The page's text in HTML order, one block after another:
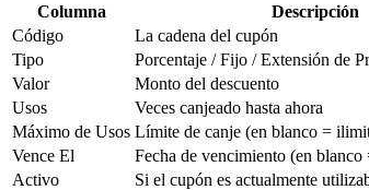
Columna
Descripción
Código
La cadena del cupón
Tipo
Porcentaje / Fijo / Extensión de
Valor
Monto del descuento
Usos
Veces canjeado hasta ahora
Máximo de Usos Límite de canje (en blanco =
Vence El
Fecha de vencimiento (en
Activo
Si el cupón es actualmente